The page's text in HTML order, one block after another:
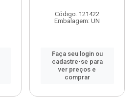
Código: 121422
Embalagem: UN
Faça seu login ou
cadastre-se para
ver preços e
comprar